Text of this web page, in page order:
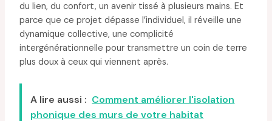
du lien, du confort, un avenir tissé à plusieurs mains. Et
parce que ce projet dépasse l’individuel, il réveille une
dynamique collective, une complicité
intergénérationnelle pour transmettre un coin de terre
plus doux à ceux qui viennent après.
A lire aussi : Comment améliorer l'isolation
phonique des murs de votre habitat